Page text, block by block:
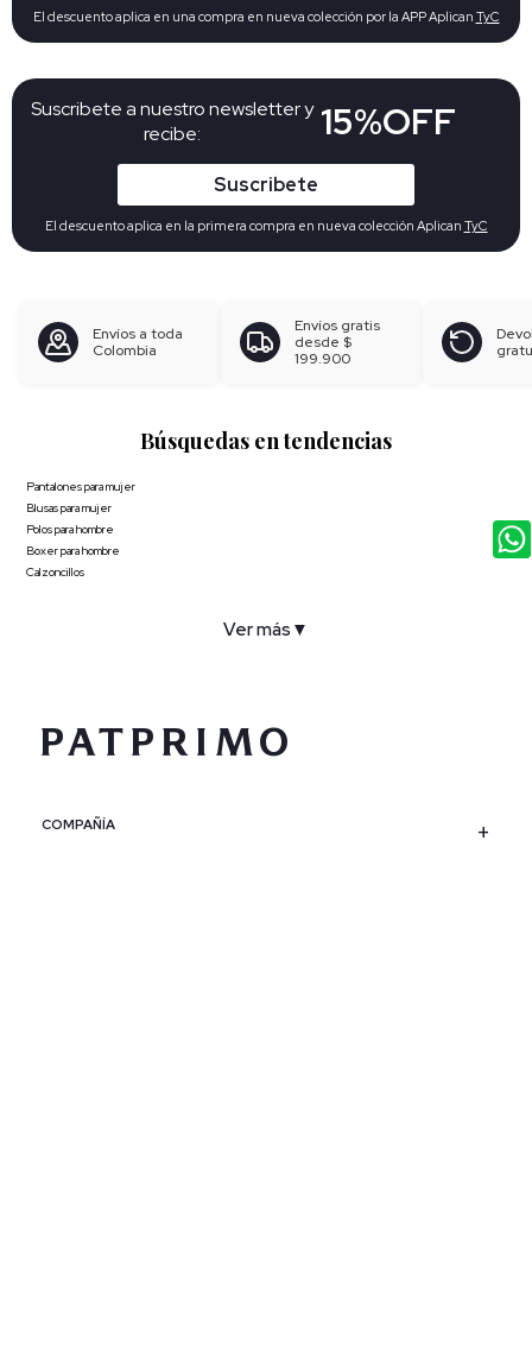
Suscribete a nuestro newsletter y
recibe:
15%OFF
Suscribete
El descuento aplica en la primera compra en nueva colección Aplican TyC
El descuento aplica en una compra en nueva colección por la APP Aplican TyC
Envíos a toda
Colombia
Envíos gratis
desde $
199.900
Búsquedas en tendencias
Pantalones para mujer
Blusas para mujer
Polos para hombre
Boxer para hombre
Calzoncillos
Ver más ▼
COMPAÑÍA